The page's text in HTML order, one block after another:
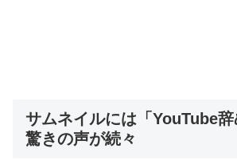
サムネイルには「YouTube
驚きの声が続々